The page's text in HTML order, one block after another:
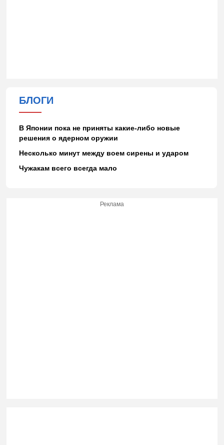
БЛОГИ
В Японии пока не приняты какие-либо новые
решения о ядерном оружии
Несколько минут между воем сирены и ударом
Чужакам всего всегда мало
Реклама